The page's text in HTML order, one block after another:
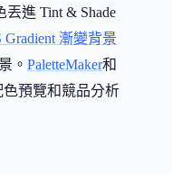
進 Tint & Shade
Gradient 漸變背景
。 PaletteMaker和
色預覽和競品分析